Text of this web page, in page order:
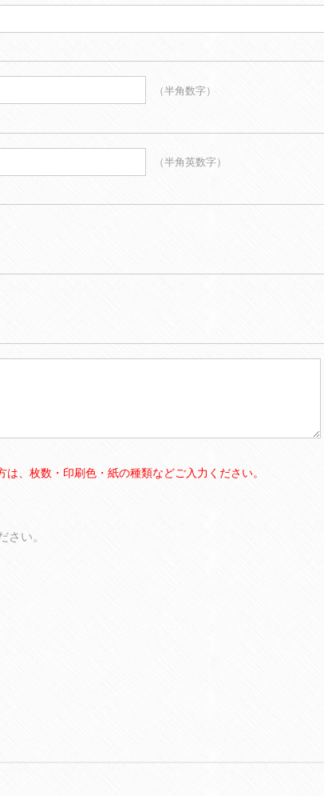
（半角数字）
（半角英数字）
、枚数・印刷色・紙の種類などご入力ください。
い。